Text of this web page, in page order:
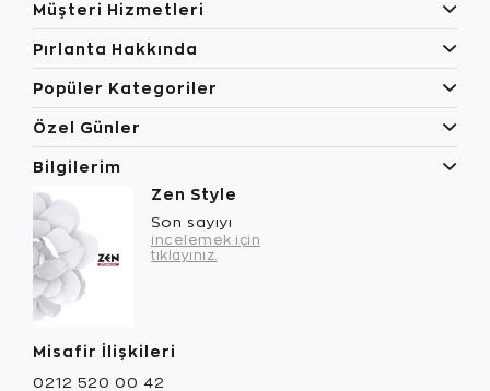
Müşteri Hizmetleri
Pırlanta Hakkında
Popüler Kategoriler
Özel Günler
Bilgilerim
Zen Style
Son sayıyı
incelemek için
tıklayınız.
Misafir İlişkileri
0212 520 00 42